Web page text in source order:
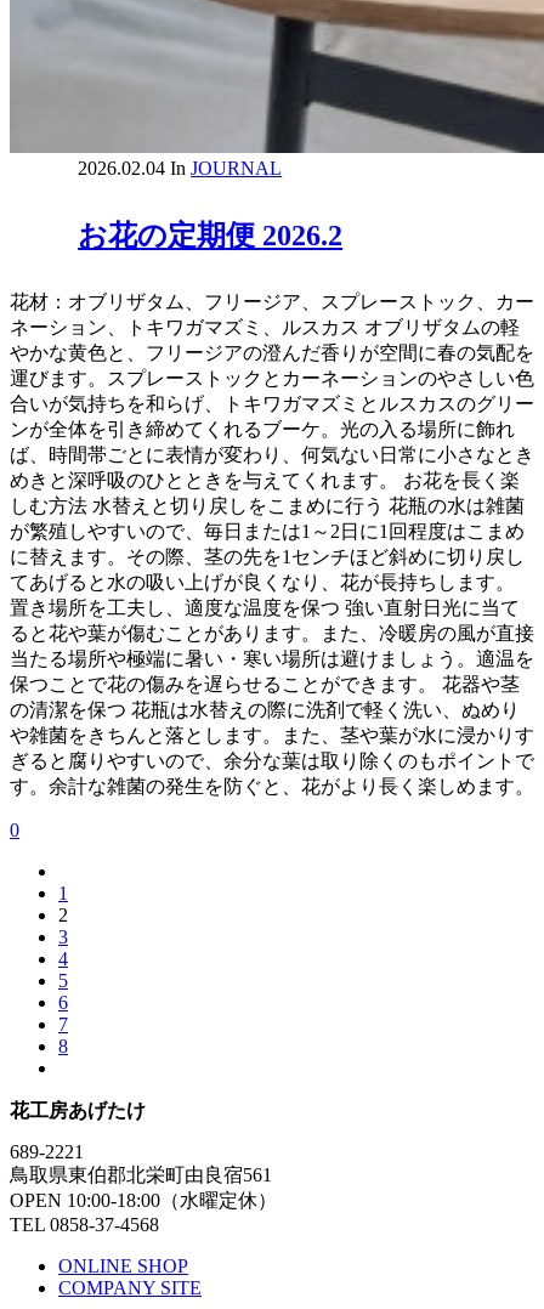
2026.02.04 In JOURNAL
お花の定期便 2026.2
花材：オブリザタム、フリージア、スプレーストック、カー
ネーション、トキワガマズミ、ルスカス オブリザタムの軽
やかな黄色と、フリージアの澄んだ香りが空間に春の気配を
運びます。スプレーストックとカーネーションのやさしい色
合いが気持ちを和らげ、トキワガマズミとルスカスのグリー
ンが全体を引き締めてくれるブーケ。光の入る場所に飾れ
ば、時間帯ごとに表情が変わり、何気ない日常に小さなとき
めきと深呼吸のひとときを与えてくれます。 お花を長く楽
しむ方法 水替えと切り戻しをこまめに行う 花瓶の水は雑菌
が繁殖しやすいので、毎日または1～2日に1回程度はこまめ
に替えます。その際、茎の先を1センチほど斜めに切り戻し
てあげると水の吸い上げが良くなり、花が長持ちします。
置き場所を工夫し、適度な温度を保つ 強い直射日光に当て
ると花や葉が傷むことがあります。また、冷暖房の風が直接
当たる場所や極端に暑い・寒い場所は避けましょう。適温を
保つことで花の傷みを遅らせることができます。 花器や茎
の清潔を保つ 花瓶は水替えの際に洗剤で軽く洗い、ぬめり
や雑菌をきちんと落とします。また、茎や葉が水に浸かりす
ぎると腐りやすいので、余分な葉は取り除くのもポイントで
す。余計な雑菌の発生を防ぐと、花がより長く楽しめます。
0
1
2
3
4
5
6
7
8
花工房あげたけ
689-2221
鳥取県東伯郡北栄町由良宿561
OPEN 10:00-18:00（水曜定休）
TEL 0858-37-4568
ONLINE SHOP
COMPANY SITE